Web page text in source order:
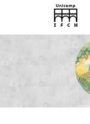
Pular para o conteúdo